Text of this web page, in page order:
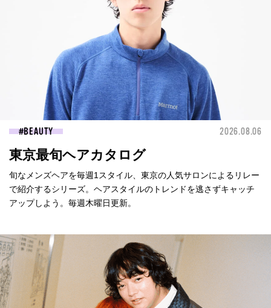
BEAUTY 2026.08.06
東京最旬ヘアカタログ
旬なメンズヘアを毎週1スタイル、東京の人気サロンによるリレー
で紹介するシリーズ。ヘアスタイルのトレンドを逃さずキャッチ
アップしよう。毎週木曜日更新。